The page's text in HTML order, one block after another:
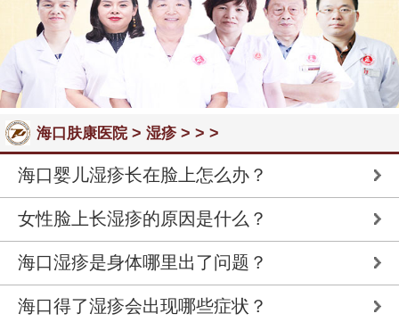
海口肤康医院> 湿疹> > >
海口婴儿湿疹长在脸上怎么办？
女性脸上长湿疹的原因是什么？
海口湿疹是身体哪里出了问题？
海口得了湿疹会出现哪些症状？